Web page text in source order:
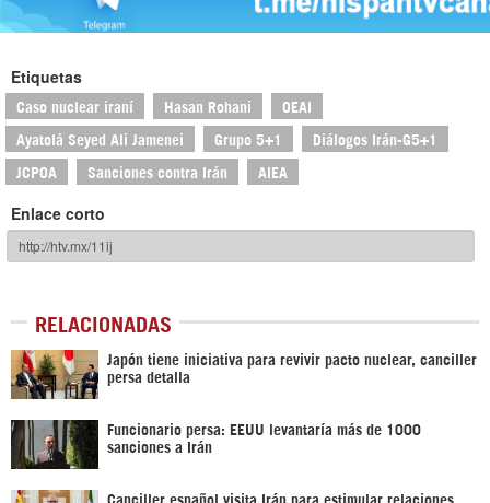
Etiquetas
Caso nuclear iraní Hasan Rohani OEAI
Ayatolá Seyed Ali Jamenei Grupo 5+1 Diálogos Irán-G5+1
JCPOA Sanciones contra Irán AIEA
Enlace corto
RELACIONADAS
Japón tiene iniciativa para revivir pacto nuclear, canciller
persa detalla
Funcionario persa: EEUU levantaría más de 1000
sanciones a Irán
Canciller español visita Irán para estimular relaciones